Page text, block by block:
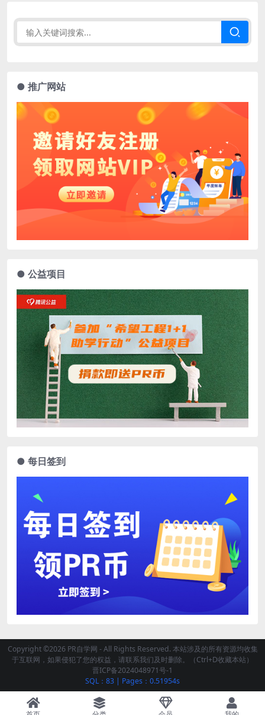
● 推广网站
● 公益项目
● 每日签到
Copyright ©2026 PR自学网 - All Rights Reserved. 本站涉及的所有资源均收集
于互联网，如果侵犯了您的权益，请联系我们及时删除。（Ctrl+D收藏本站）
晋ICP备2024048971号-1
SQL：83 | Pages：0.51954s